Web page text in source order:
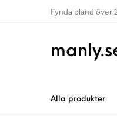
Fynda bland
Alla produkter